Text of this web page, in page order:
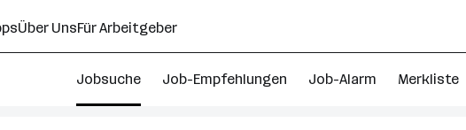
Über UnsFür Arbeitgeber
Jobsuche Job-Empfehlungen Job-Alarm Merkliste